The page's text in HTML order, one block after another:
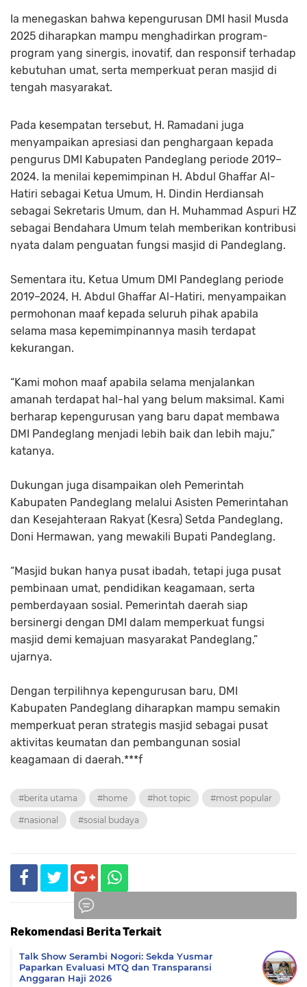
Ia menegaskan bahwa kepengurusan DMI hasil Musda
2025 diharapkan mampu menghadirkan program-
program yang sinergis, inovatif, dan responsif terhadap
kebutuhan umat, serta memperkuat peran masjid di
tengah masyarakat.
Pada kesempatan tersebut, H. Ramadani juga
menyampaikan apresiasi dan penghargaan kepada
pengurus DMI Kabupaten Pandeglang periode 2019–
2024. Ia menilai kepemimpinan H. Abdul Ghaffar Al-
Hatiri sebagai Ketua Umum, H. Dindin Herdiansah
sebagai Sekretaris Umum, dan H. Muhammad Aspuri HZ
sebagai Bendahara Umum telah memberikan kontribusi
nyata dalam penguatan fungsi masjid di Pandeglang.
Sementara itu, Ketua Umum DMI Pandeglang periode
2019–2024, H. Abdul Ghaffar Al-Hatiri, menyampaikan
permohonan maaf kepada seluruh pihak apabila
selama masa kepemimpinannya masih terdapat
kekurangan.
“Kami mohon maaf apabila selama menjalankan
amanah terdapat hal-hal yang belum maksimal. Kami
berharap kepengurusan yang baru dapat membawa
DMI Pandeglang menjadi lebih baik dan lebih maju,”
katanya.
Dukungan juga disampaikan oleh Pemerintah
Kabupaten Pandeglang melalui Asisten Pemerintahan
dan Kesejahteraan Rakyat (Kesra) Setda Pandeglang,
Doni Hermawan, yang mewakili Bupati Pandeglang.
“Masjid bukan hanya pusat ibadah, tetapi juga pusat
pembinaan umat, pendidikan keagamaan, serta
pemberdayaan sosial. Pemerintah daerah siap
bersinergi dengan DMI dalam memperkuat fungsi
masjid demi kemajuan masyarakat Pandeglang,”
ujarnya.
Dengan terpilihnya kepengurusan baru, DMI
Kabupaten Pandeglang diharapkan mampu semakin
memperkuat peran strategis masjid sebagai pusat
aktivitas keumatan dan pembangunan sosial
keagamaan di daerah.***f
#berita utama #home #hot topic #most popular
#nasional #sosial budaya
Rekomendasi Berita Terkait
Talk Show Serambi Nogori: Sekda Yusmar
Paparkan Evaluasi MTQ dan Transparansi
Anggaran Haji 2026